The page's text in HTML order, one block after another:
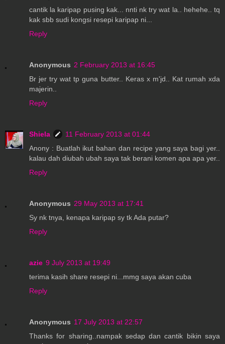
cantik la karipap pusing kak... nnti nk try wat la.. hehehe.. tq
kak sbb sudi kongsi resepi karipap ni...
Reply
Anonymous 2 February 2013 at 16:45
Br jer try wat tp guna butter.. Keras x m'jd.. Kat rumah xda
majerin..
Reply
Shiela
11 February 2013 at 01:44
Anony : Buatlah ikut bahan dan recipe yang saya bagi yer..
kalau dah diubah ubah saya tak berani komen apa apa yer..
Reply
Anonymous 29 May 2013 at 17:41
Sy nk tnya, kenapa karipap sy tk Ada putar?
Reply
azie 9 July 2013 at 19:49
terima kasih share resepi ni...mmg saya akan cuba
Reply
Anonymous 17 July 2013 at 22:57
Thanks for sharing..nampak sedap dan cantik bikin saya